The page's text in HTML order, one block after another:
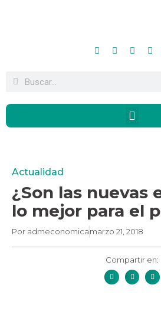
Actualidad
¿Son las nuevas
lo mejor para el
Por admeconomicamarzo 21, 2018
Compartir en: